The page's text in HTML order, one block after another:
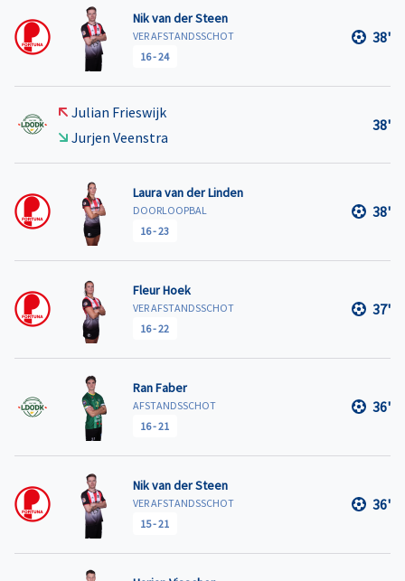
Nik van der Steen
VER AFSTANDSSCHOT
16-24
38'
Julian Frieswijk
Jurjen Veenstra
38'
Laura van der Linden
DOORLOOPBAL
16-23
38'
Fleur Hoek
VER AFSTANDSSCHOT
16-22
37'
Ran Faber
AFSTANDSSCHOT
16-21
36'
Nik van der Steen
VER AFSTANDSSCHOT
15-21
36'